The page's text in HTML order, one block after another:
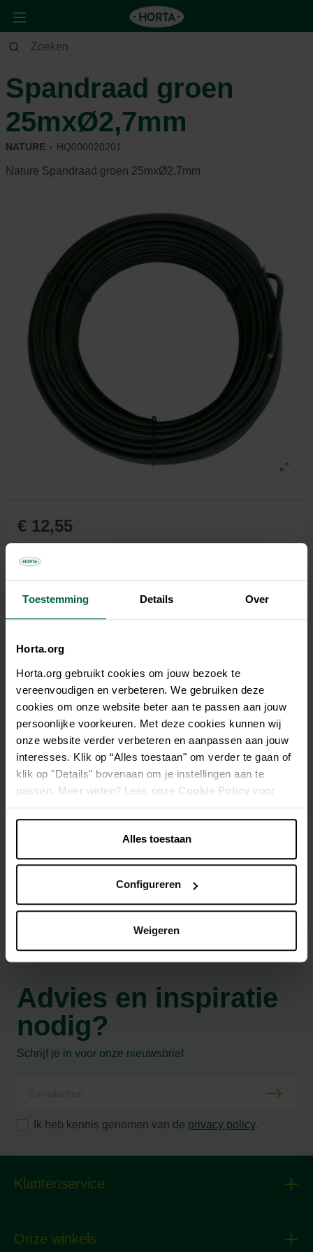
Toestemming Details Over
Horta.org
Horta.org gebruikt cookies om jouw bezoek te
vereenvoudigen en verbeteren. We gebruiken deze
cookies om onze website beter aan te passen aan jouw
persoonlijke voorkeuren. Met deze cookies kunnen wij
onze website verder verbeteren en aanpassen aan jouw
interesses. Klik op “Alles toestaan" om verder te gaan of
klik op "Details" bovenaan om je instellingen aan te
passen. Meer weten? Lees onze Cookie Policy voor
meer informatie.
Alles toestaan
Configureren
Weigeren
Tuin Moestuin
Spandraad groen
25mxØ2,7mm
NATURE HQ000020201
Nature Spandraad groen 25mxØ2,7mm
€ 12,55
Niet elke winkel heeft hetzelfde assortiment
Beschrijving
Spandraad (Metalex®) van groen geplastificeerd verzinkt
staal van Nature. Om afrasteringen, omheiningen en
afschermingen tussen twee palen te steunen. Afmeting
Ø2,7mm x 25m.
Multifunctioneel
Voor omheiningen
Geplastificeerd en verzinkt
Advies en inspiratie
nodig?
Schrijf je in voor onze nieuwsbrief
Ik heb kennis genomen van de privacy policy.
Klantenservice
Onze winkels